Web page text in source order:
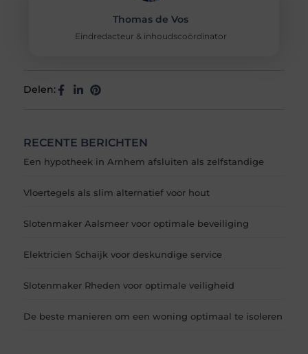
Thomas de Vos
Eindredacteur & inhoudscoördinator
Delen:
RECENTE BERICHTEN
Een hypotheek in Arnhem afsluiten als zelfstandige
Vloertegels als slim alternatief voor hout
Slotenmaker Aalsmeer voor optimale beveiliging
Elektricien Schaijk voor deskundige service
Slotenmaker Rheden voor optimale veiligheid
De beste manieren om een woning optimaal te isoleren